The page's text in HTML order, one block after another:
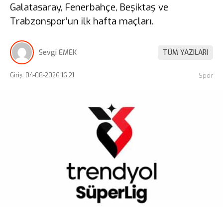
Galatasaray, Fenerbahçe, Beşiktaş ve
Trabzonspor’un ilk hafta maçları.
Sevgi EMEK TÜM YAZILARI
Giriş: 04-08-2026 16:21 Spor